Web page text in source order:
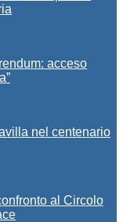
acceso
nel centenario
al Circolo